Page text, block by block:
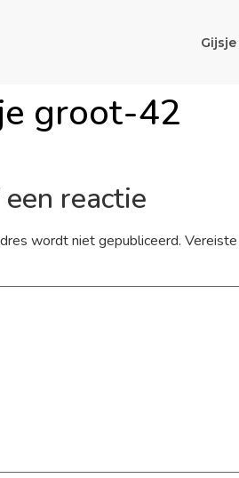
groot-42
reactie
wordt niet gepubliceerd.